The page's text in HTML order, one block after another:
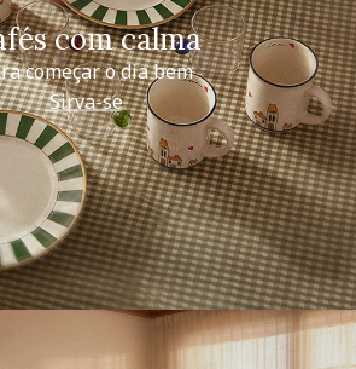
com calma
começar o dia bem
Sirva-se